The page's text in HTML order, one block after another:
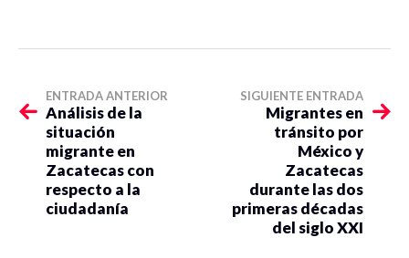
ENTRADA ANTERIOR
Análisis de la
situación
migrante en
Zacatecas con
respecto a la
ciudadanía
SIGUIENTE ENTRADA
Migrantes en
tránsito por
México y
Zacatecas
durante las dos
primeras décadas
del siglo XXI